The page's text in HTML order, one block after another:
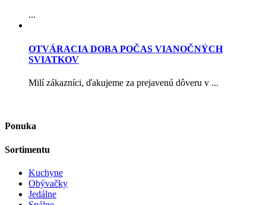
...
OTVÁRACIA DOBA POČAS VIANOČNÝCH
SVIATKOV
Milí zákazníci, ďakujeme za prejavenú dôveru v ...
Ponuka
Sortimentu
Kuchyne
Obývačky
Jedálne